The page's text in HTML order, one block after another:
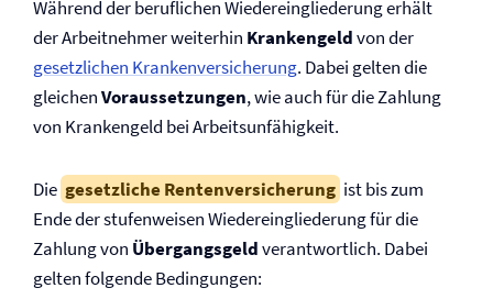
Während der beruflichen Wiedereingliederung erhält
der Arbeitnehmer weiterhin Krankengeldvon der
gesetzlichen Kranken­­versicherung. Dabei gelten die
gleichenVoraus­setzungen, wie auch für die Zahlung
von Krankengeld bei Arbeitsunfähigkeit.
Die gesetzliche Renten­versicherung ist bis zum
Ende der stufenweisen Wieder­ein­glie­derung für die
Zahlung von Übergangsgeldverantwortlich. Dabei
gelten folgende Bedingungen: